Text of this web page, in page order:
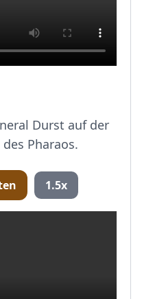
Durst auf der
Pharaos.
1.5x